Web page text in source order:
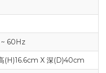
~ 60Hz
(H)16.6cm X 深(D)40cm